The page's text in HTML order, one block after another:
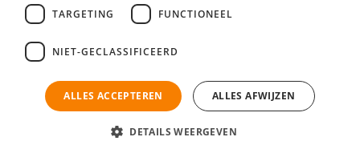
Social
Vacatures Overheid is onderdeel van YoungCapital • © 2026 • KvK nr:
Mogen wij cookies plaatsen? Check hier ons
TARGETING FUNCTIONEEL
NIET-GECLASSIFICEERD
ALLES ACCEPTEREN ALLES AFWIJZEN
DETAILS WEERGEVEN